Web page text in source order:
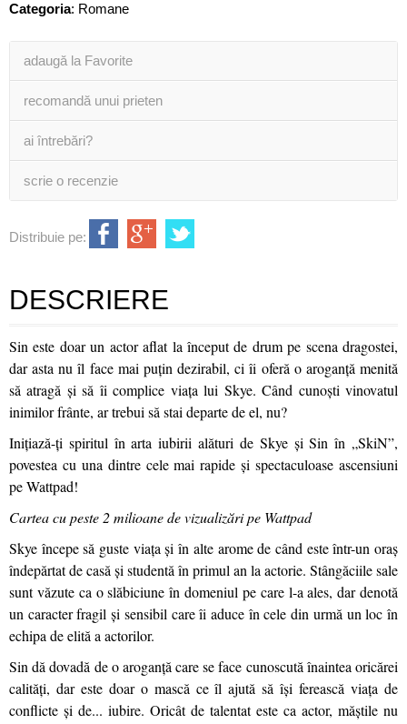
Categoria: Romane
adaugă la Favorite
recomandă unui prieten
ai întrebări?
scrie o recenzie
Distribuie pe:
DESCRIERE
Sin este doar un actor aflat la început de drum pe scena dragostei,
dar asta nu îl face mai puțin dezirabil, ci îi oferă o aroganță menită
să atragă și să îi complice viața lui Skye. Când cunoști vinovatul
inimilor frânte, ar trebui să stai departe de el, nu?
Inițiază-ți spiritul în arta iubirii alături de Skye și Sin în „SkiN”,
povestea cu una dintre cele mai rapide și spectaculoase ascensiuni
pe Wattpad!
Cartea cu peste 2 milioane de vizualizări pe Wattpad
Skye începe să guste viața și în alte arome de când este într-un oraș
îndepărtat de casă și studentă în primul an la actorie. Stângăciile sale
sunt văzute ca o slăbiciune în domeniul pe care l-a ales, dar denotă
un caracter fragil și sensibil care îi aduce în cele din urmă un loc în
echipa de elită a actorilor.
Sin dă dovadă de o aroganță care se face cunoscută înaintea oricărei
calități, dar este doar o mască ce îl ajută să își ferească viața de
conflicte și de... iubire. Oricât de talentat este ca actor, măștile nu